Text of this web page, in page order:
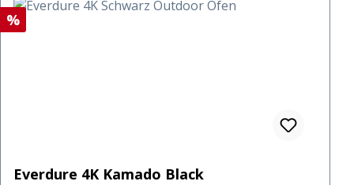
Rabatt
%
Everdure 4K Kamado Black